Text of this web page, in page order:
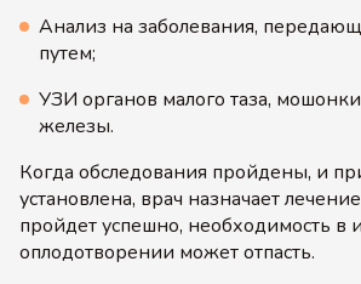
Анализ на заболевания,
путем;
УЗИ органов малого таза,
железы.
Когда обследования пройдены, и
установлена, врач назначает
пройдет успешно, необходимость в
оплодотворении может отпасть.